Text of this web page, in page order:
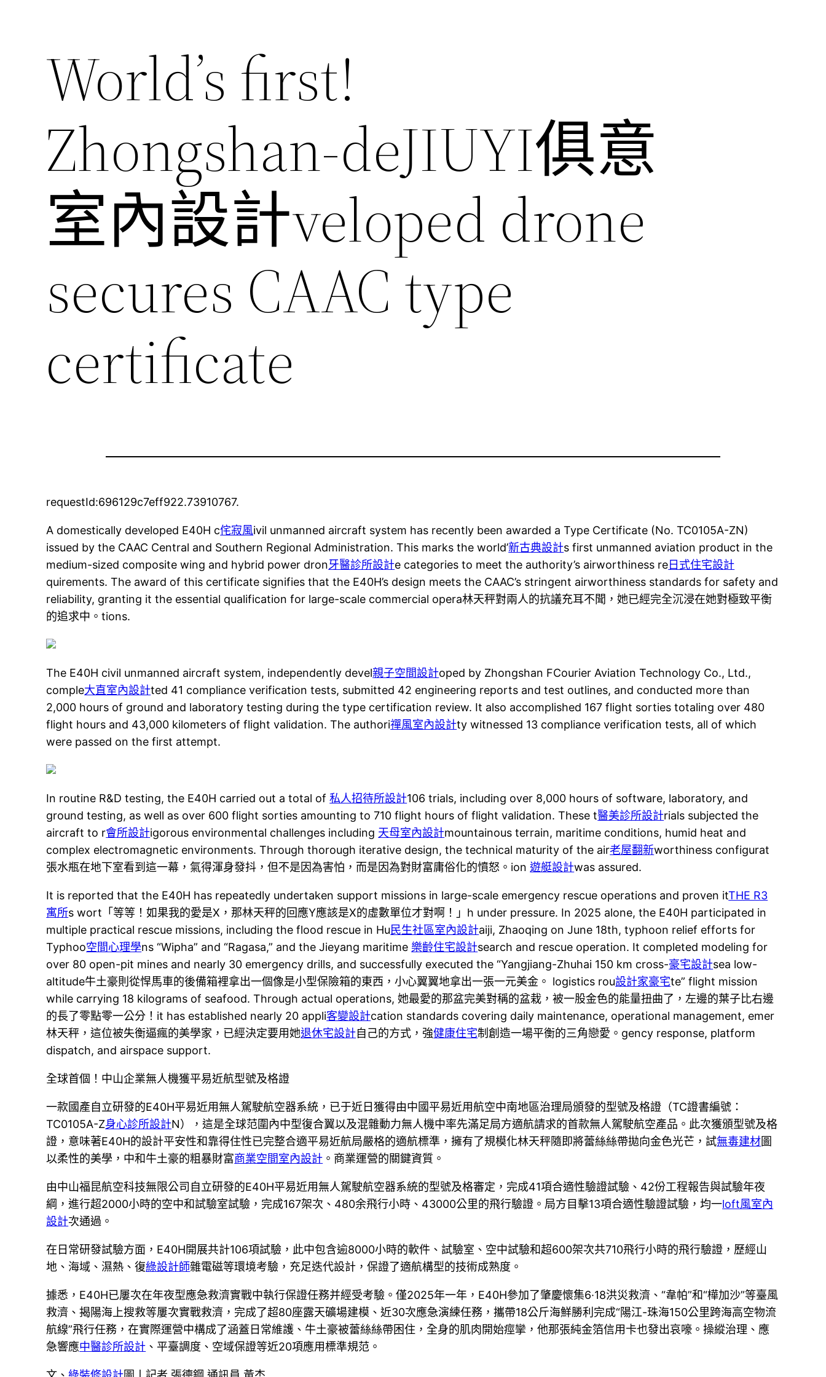
World’s first!
Zhongshan-deJIUYI俱意
室內設計veloped drone
secures CAAC type
certificate
requestId:696129c7eff922.73910767.
A domestically developed E40H c侘寂風ivil unmanned aircraft system has recently been awarded a Type Certificate (No. TC0105A-ZN)
issued by the CAAC Central and Southern Regional Administration. This marks the world’新古典設計s first unmanned aviation product in the
medium-sized composite wing and hybrid power dron牙醫診所設計e categories to meet the authority’s airworthiness re日式住宅設計
quirements. The award of this certificate signifies that the E40H’s design meets the CAAC’s stringent airworthiness standards for safety and
reliability, granting it the essential qualification for large-scale commercial opera林天秤對兩人的抗議充耳不聞，她已經完全沉浸在她對極致平衡
的追求中。tions.
The E40H civil unmanned aircraft system, independently devel親子空間設計oped by Zhongshan FCourier Aviation Technology Co., Ltd.,
comple大直室內設計ted 41 compliance verification tests, submitted 42 engineering reports and test outlines, and conducted more than
2,000 hours of ground and laboratory testing during the type certification review. It also accomplished 167 flight sorties totaling over 480
flight hours and 43,000 kilometers of flight validation. The authori禪風室內設計ty witnessed 13 compliance verification tests, all of which
were passed on the first attempt.
In routine R&D testing, the E40H carried out a total of私人招待所設計106 trials, including over 8,000 hours of software, laboratory, and
ground testing, as well as over 600 flight sorties amounting to 710 flight hours of flight validation. These t醫美診所設計rials subjected the
aircraft to r會所設計igorous environmental challenges including 天母室內設計mountainous terrain, maritime conditions, humid heat and
complex electromagnetic environments. Through thorough iterative design, the technical maturity of the air老屋翻新worthiness configurat
張水瓶在地下室看到這一幕，氣得渾身發抖，但不是因為害怕，而是因為對財富庸俗化的憤怒。ion遊艇設計was assured.
It is reported that the E40H has repeatedly undertaken support missions in large-scale emergency rescue operations and proven itTHE R3
寓所s wort「等等！如果我的愛是X，那林天秤的回應Y應該是X的虛數單位才對啊！」h under pressure. In 2025 alone, the E40H participated in
multiple practical rescue missions, including the flood rescue in Hu民生社區室內設計aiji, Zhaoqing on June 18th, typhoon relief efforts for
Typhoo空間心理學ns “Wipha” and “Ragasa,” and the Jieyang maritime 樂齡住宅設計search and rescue operation. It completed modeling for
over 80 open-pit mines and nearly 30 emergency drills, and successfully executed the “Yangjiang-Zhuhai 150 km cross-豪宅設計sea low-
altitude牛土豪則從悍馬車的後備箱裡拿出一個像是小型保險箱的東西，小心翼翼地拿出一張一元美金。 logistics rou設計家豪宅te” flight mission
while carrying 18 kilograms of seafood. Through actual operations, 她最愛的那盆完美對稱的盆栽，被一股金色的能量扭曲了，左邊的葉子比右邊
的長了零點零一公分！it has established nearly 20 appli客變設計cation standards covering daily maintenance, operational management, emer
林天秤，這位被失衡逼瘋的美學家，已經決定要用她退休宅設計自己的方式，強健康住宅制創造一場平衡的三角戀愛。gency response, platform
dispatch, and airspace support.
全球首個！中山企業無人機獲平易近航型號及格證
一款國產自立研發的E40H平易近用無人駕駛航空器系統，已于近日獲得由中國平易近用航空中南地區治理局頒發的型號及格證（TC證書編號：
TC0105A-Z身心診所設計N），這是全球范圍內中型復合翼以及混雜動力無人機中率先滿足局方適航請求的首款無人駕駛航空產品。此次獲頒型號及格
證，意味著E40H的設計平安性和靠得住性已完整合適平易近航局嚴格的適航標準，擁有了規模化林天秤隨即將蕾絲絲帶拋向金色光芒，試無毒建材圖
以柔性的美學，中和牛土豪的粗暴財富商業空間室內設計 。商業運營的關鍵資質。
由中山福昆航空科技無限公司自立研發的E40H平易近用無人駕駛航空器系統的型號及格審定，完成41項合適性驗證試驗、42份工程報告與試驗年夜
綱，進行超2000小時的空中和試驗室試驗，完成167架次、480余飛行小時、43000公里的飛行驗證。局方目擊13項合適性驗證試驗，均一loft風室內
設計次通過。
在日常研發試驗方面，E40H開展共計106項試驗，此中包含逾8000小時的軟件、試驗室、空中試驗和超600架次共710飛行小時的飛行驗證，歷經山
地、海域、濕熱、復綠設計師雜電磁等環境考驗，充足迭代設計，保證了適航構型的技術成熟度。
據悉，E40H已屢次在年夜型應急救濟實戰中執行保證任務并經受考驗。僅2025年一年，E40H參加了肇慶懷集6·18洪災救濟、“韋帕”和“樺加沙”等臺風
救濟、揭陽海上搜救等屢次實戰救濟，完成了超80座露天礦場建模、近30次應急演練任務，攜帶18公斤海鮮勝利完成“陽江-珠海150公里跨海高空物流
航線”飛行任務，在實際運營中構成了涵蓋日常維護、牛土豪被蕾絲絲帶困住，全身的肌肉開始痙攣，他那張純金箔信用卡也發出哀嚎。操縱治理、應
急響應中醫診所設計 、平臺調度、空域保證等近20項應用標準規范。